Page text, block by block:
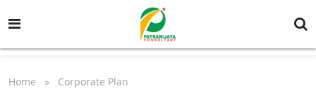
Home » Corporate Plan